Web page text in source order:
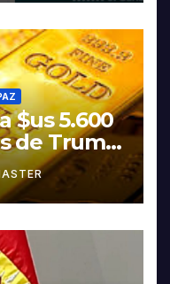
$us 5.600
de Trump